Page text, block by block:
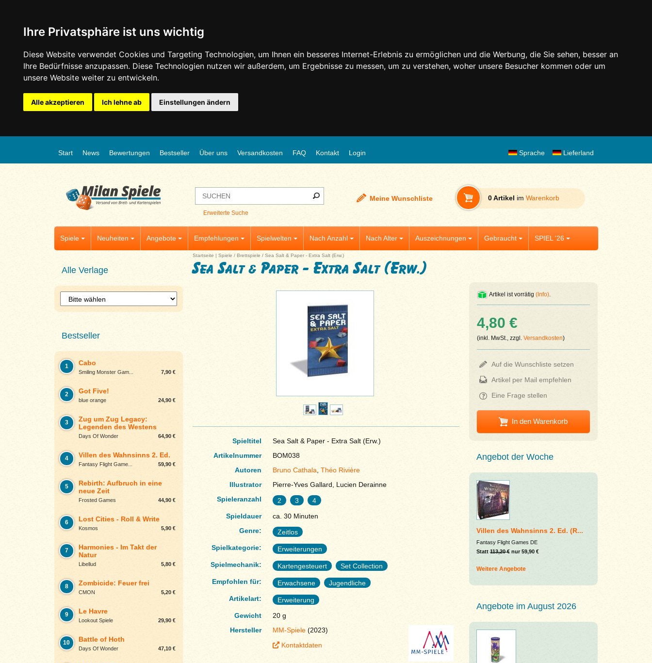
Ihre Privatsphäre ist uns wichtig
Diese Website verwendet Cookies und Targeting Technologien, um Ihnen ein besseres Internet-Erlebnis zu ermöglichen und die Werbung, die Sie sehen, besser an
Ihre Bedürfnisse anzupassen. Diese Technologien nutzen wir außerdem, um Ergebnisse zu messen, um zu verstehen, woher unsere Besucher kommen oder um
unsere Website weiter zu entwickeln.
Alle akzeptieren Ich lehne ab Einstellungen ändern
Start News Bewertungen Bestseller Über uns Versandkosten FAQ Kontakt Login Lieferland
Sprache
Erweiterte Suche
Meine Wunschliste 0 Artikel im Warenkorb
Spiele Neuheiten Angebote Empfehlungen Spielwelten Nach Anzahl Nach Alter Auszeichnungen Gebraucht SPIEL '26
Alle Verlage
Bestseller
1 Cabo
Smiling Monster Gam... 7,90 €
2 Got Five!
blue orange 24,90 €
3
Zug um Zug Legacy:
Legenden des Westens
Days Of Wonder 64,90 €
4 Villen des Wahnsinns 2. Ed.
Fantasy Flight Game... 59,90 €
5
Rebirth: Aufbruch in eine
neue Zeit
Frosted Games 44,90 €
6 Lost Cities - Roll & Write
Kosmos 5,90 €
7
Harmonies - Im Takt der
Natur
Libellud 5,80 €
8 Zombicide: Feuer frei
CMON 5,20 €
9 Le Havre
Lookout Spiele 29,90 €
10 Battle of Hoth
Days Of Wonder 47,10 €
Startseite | Spiele / Brettspiele / Sea Salt & Paper - Extra Salt (Erw.)
Sea Salt & Paper - Extra Salt (Erw.)
Spieltitel
Sea Salt & Paper - Extra Salt (Erw.)
Artikelnummer
BOM038
Autoren
Bruno Cathala, Théo Rivière
Illustrator
Pierre-Yves Gallard, Lucien Derainne
Spieleranzahl
2 3
4
Spieldauer
ca. 30 Minuten
Genre:
Zeitlos
Spielkategorie:
Erweiterungen
Spielmechanik:
Kartengesteuert
Set Collection
Empfohlen für:
Erwachsene
Jugendliche
Artikelart:
Erweiterung
Gewicht
20 g
Hersteller
MM-Spiele(2023)
Kontaktdaten
Artikel ist vorrätig (Info).
4,80 €
(inkl. MwSt., zzgl. Versandkosten)
Auf die Wunschliste setzen
Artikel per Mail empfehlen
Eine Frage stellen
In den Warenkorb
Angebot der Woche
Villen des Wahnsinns 2. Ed. (R...
Fantasy Flight Games DE
Statt113,20 €nur 59,90 €
Weitere Angebote
Angebote im August 2026